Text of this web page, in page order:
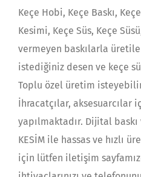
Keçe Hobi, Keçe Baskı,
Kesimi, Keçe Süs, Keçe
vermeyen baskılarla
istediğiniz desen ve keçe
Toplu özel üretim
İhracatçılar, aksesuarcılar
yapılmaktadır. Dijital baskı
KESİM ile hassas ve hızlı
için lütfen iletişim